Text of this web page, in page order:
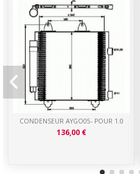
CONDENSEUR AYGO05- POUR 1.0
136,00 €